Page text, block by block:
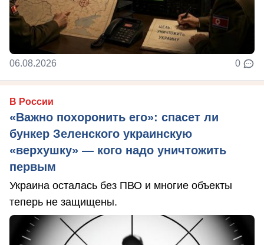
06.08.2026 0
В России
«Важно похоронить его»: спасет ли
бункер Зеленского украинскую
«верхушку» — кого надо уничтожить
первым
Украина осталась без ПВО и многие объекты
теперь не защищены.